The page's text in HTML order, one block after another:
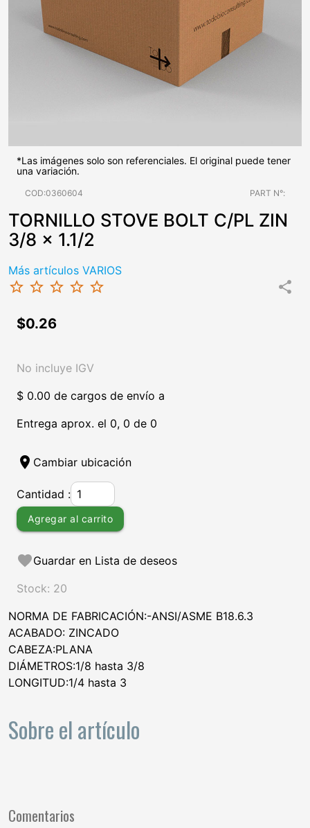
*Las imágenes solo son referenciales. El original puede tener
una variación.
COD:0360604 PART N°:
TORNILLO STOVE BOLT C/PL ZIN
3/8 x 1.1/2
Más artículos VARIOS
star_border star_border star_border star_border star_border share
$0.26
No incluye IGV
$ 0.00 de cargos de envío a
Entrega aprox. el 0, 0 de 0
location_on Cambiar ubicación
Cantidad :
Agregar al carrito
favoriteGuardar en Lista de deseos
Stock: 20
NORMA DE FABRICACIÓN:-ANSI/ASME B18.6.3
ACABADO: ZINCADO
CABEZA:PLANA
DIÁMETROS:1/8 hasta 3/8
LONGITUD:1/4 hasta 3
Sobre el artículo
Comentarios